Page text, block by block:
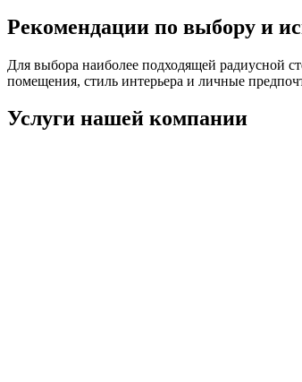
Рекомендации по выбору и
Для выбора наиболее подходящей радиусной
помещения, стиль интерьера и личные
Услуги нашей компании